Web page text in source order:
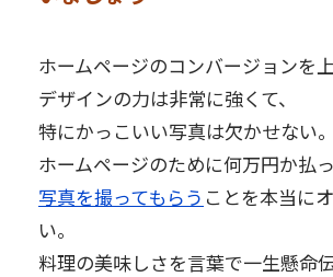
ホームページのコンバージョンを
デザインの力は非常に強くて、
特にかっこいい写真は欠かせない。
ホームページのために何万円か払
写真を撮ってもらう ことを本当に
い。
料理の美味しさを言葉で一生懸命